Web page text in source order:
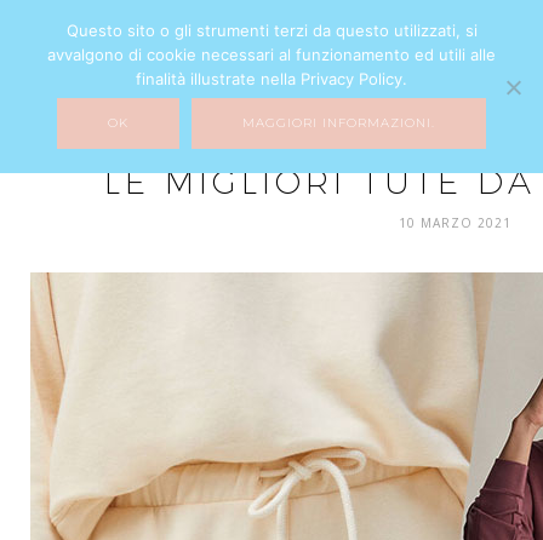
LE MIGLIORI TUTE
10 MARZO 2021
Questo sito o gli strumenti terzi da questo utilizzati, si
avvalgono di cookie necessari al funzionamento ed utili alle
finalità illustrate nella Privacy Policy.
OK MAGGIORI INFORMAZIONI.